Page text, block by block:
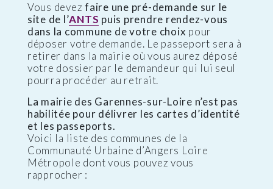
Vous devezfaire une pré-demande sur le
site de l’ANTS puis prendre rendez-vous
dans la commune de votre choix pour
déposer votre demande. Le passeport sera à
retirer dans la mairie où vous aurez déposé
votre dossier par le demandeur qui lui seul
pourra procéder au retrait.
La mairie des Garennes-sur-Loire n’est pas
habilitée pour délivrer les cartes d’identité
et les passeports.
Voici la liste des communes de la
Communauté Urbaine d’Angers Loire
Métropole dont vous pouvez vous
rapprocher :